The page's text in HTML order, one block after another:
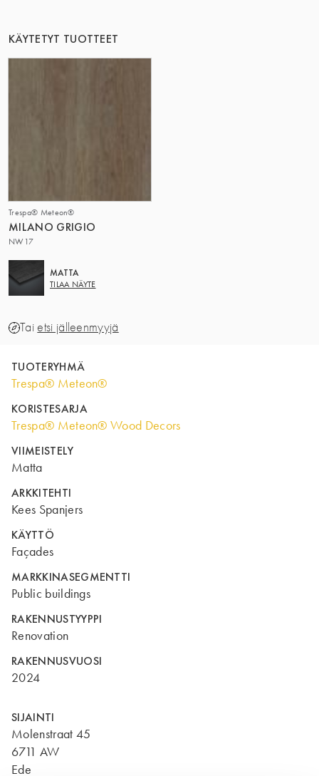
KÄYTETYT TUOTTEET
Trespa® Meteon®
MILANO GRIGIO
NW17
MATTA
TILAA NÄYTE
Taietsi jälleenmyyjä
TUOTERYHMÄ
Trespa® Meteon®
KORISTESARJA
Trespa® Meteon® Wood Decors
VIIMEISTELY
Matta
ARKKITEHTI
Kees Spanjers
KÄYTTÖ
Façades
MARKKINASEGMENTTI
Public buildings
RAKENNUSTYYPPI
Renovation
RAKENNUSVUOSI
2024
SIJAINTI
Molenstraat 45
6711 AW
Ede